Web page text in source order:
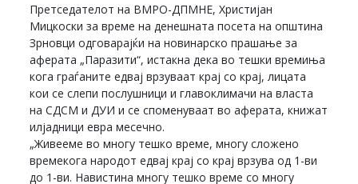
Претседателот на ВМРО-ДПМНЕ, Христијан
Мицкоски за време на денешната посета на општина
Зрновци одговарајќи на новинарско прашање за
аферата „Паразити“, истакна дека во тешки времиња
кога граѓаните едвај врзуваат крај со крај, лицата
кои се слепи послушници и главоклимачи на власта
на СДСМ и ДУИ и се споменуваат во аферата, книжат
илјадници евра месечно.
„Живееме во многу тешко време, многу сложено
времекога народот едвај крај со крај врзува од 1-ви
до 1-ви. Навистина многу тешко време со многу